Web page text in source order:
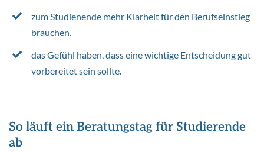
zum Studienende mehr Klarheit für den Berufseinstieg
brauchen.
das Gefühl haben, dass eine wichtige Entscheidung gut
vorbereitet sein sollte.
So läuft ein Beratungstag für Studierende
ab